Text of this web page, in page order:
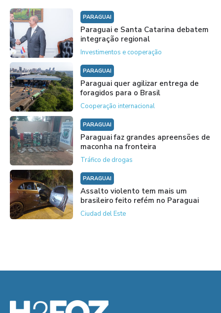
PARAGUAI
Paraguai e Santa Catarina debatem
integração regional
Investimentos e cooperação
PARAGUAI
Paraguai quer agilizar entrega de
foragidos para o Brasil
Cooperação internacional
PARAGUAI
Paraguai faz grandes apreensões de
maconha na fronteira
Tráfico de drogas
PARAGUAI
Assalto violento tem mais um
brasileiro feito refém no Paraguai
Ciudad del Este